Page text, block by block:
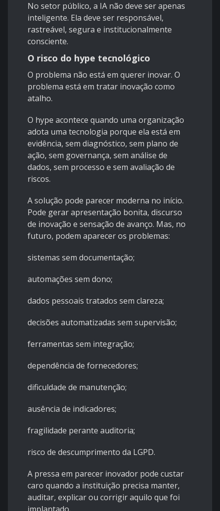
No setor público, a IA não deve ser apenas
inteligente. Ela deve ser responsável,
rastreável, segura e institucionalmente
consciente.
O risco do hype tecnológico
O problema não está em querer inovar. O
problema está em tratar inovação como
atalho.
O hype acontece quando uma organização
adota uma tecnologia porque ela está em
evidência, sem diagnóstico, sem plano de
ação, sem governança, sem análise de
dados, sem processo e sem avaliação de
riscos.
A solução pode parecer moderna no início.
Pode gerar apresentação bonita, discurso
de inovação e sensação de avanço. Mas, no
futuro, podem aparecer os problemas:
sistemas sem documentação;
automações sem dono;
dados pessoais tratados sem clareza;
decisões automatizadas sem supervisão;
ferramentas sem integração;
dependência de fornecedores;
dificuldade de manutenção;
ausência de indicadores;
fragilidade perante auditoria;
risco de descumprimento da LGPD.
A pressa em parecer inovador pode custar
caro quando a instituição precisa manter,
auditar, explicar ou corrigir aquilo que foi